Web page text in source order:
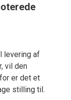
levering af
vil den
er det et
stilling til.